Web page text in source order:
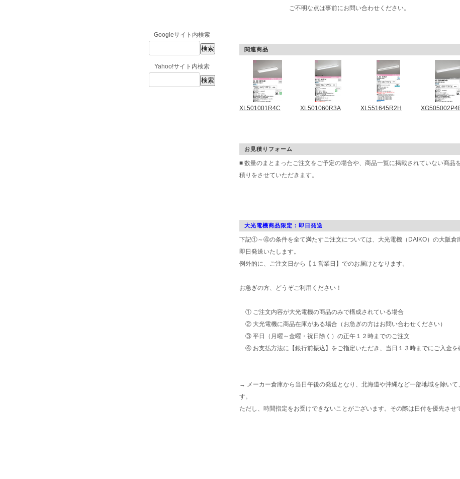
Googleサイト内検索
Yahoo!サイト内検索
ご不明な点は事前にお問い合わせください。
関連商品
XL501001R4C XL501060R3A XL551645R2H
お見積りフォーム
■ 数量のまとまったご注文をご予定の場合や、商品一覧に掲載されていない商品
積りをさせていただきます。
大光電機商品限定：即日発送
下記①～④の条件を全て満たすご注文については、大光電機（DAIKO）の大阪倉
即日発送いたします。
例外的に、ご注文日から【１営業日】でのお届けとなります。
お急ぎの方、どうぞご利用ください！
① ご注文内容が大光電機の商品のみで構成されている場合
② 大光電機に商品在庫がある場合（お急ぎの方はお問い合わせください）
③ 平日（月曜～金曜・祝日除く）の正午１２時までのご注文
④ お支払方法に【銀行前振込】をご指定いただき、当日１３時までにご入金を
→ メーカー倉庫から当日午後の発送となり、北海道や沖縄など一部地域を除いて
す。
ただし、時間指定をお受けできないことがございます。その際は日付を優先させ